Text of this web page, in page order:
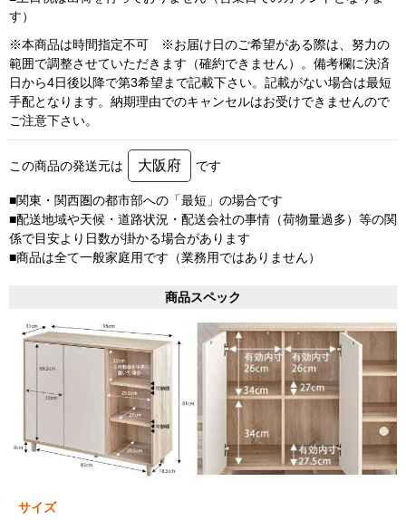
す）
※本商品は時間指定不可 ※お届け日のご希望がある際は、努力の
範囲で調整させていただきます（確約できません）。備考欄に決済
日から4日後以降で第3希望まで記載下さい。記載がない場合は最短
手配となります。納期理由でのキャンセルはお受けできませんので
ご注意下さい。
この商品の発送元は 大阪府 です
■関東・関西圏の都市部への「最短」の場合です
■配送地域や天候・道路状況・配送会社の事情（荷物量過多）等の関
係で目安より日数が掛かる場合があります
■商品は全て一般家庭用です（業務用ではありません）
商品スペック
サイズ